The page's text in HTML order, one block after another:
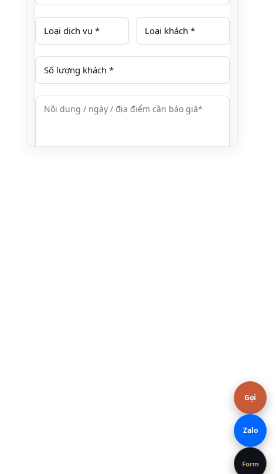
Gọi
Zalo
Form